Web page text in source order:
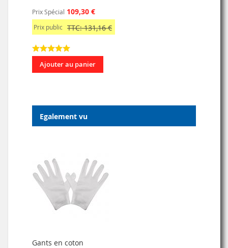
Prix Spécial 109,30 €
Prix public TTC: 131,16 €
Ajouter au panier
Egalement vu
Gants en coton